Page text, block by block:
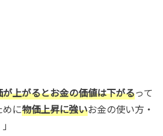
が上がるとお金の価値は下がるって
めに物価上昇に強いお金の使い方・